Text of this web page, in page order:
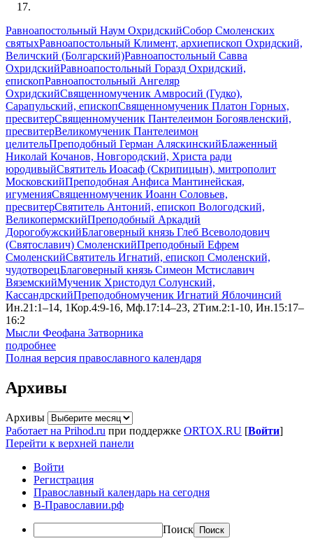
Равноапостольный Наум ОхридскийСобор Смоленских
святыхРавноапостольный Климент, архиепископ Охридский,
Величский (Болгарский)Равноапостольный Савва
ОхридскийРавноапостольный Горазд Охридский,
епископРавноапостольный Ангеляр
ОхридскийСвященномученик Амвросий (Гудко),
Сарапульский, епископСвященномученик Платон Горных,
пресвитерСвященномученик Пантелеимон Богоявленский,
пресвитерВеликомученик Пантелеимон
целительПреподобный Герман АляскинскийБлаженный
Николай Кочанов, Новгородский, Христа ради
юродивыйСвятитель Иоасаф (Скрипицын), митрополит
МосковскийПреподобная Анфиса Мантинейская,
игуменияСвященномученик Иоанн Соловьев,
пресвитерСвятитель Антоний, епископ Вологодский,
ВеликопермскийПреподобный Аркадий
ДорогобужскийБлаговерный князь Глеб Всеволодович
(Святославич) СмоленскийПреподобный Ефрем
СмоленскийСвятитель Игнатий, епископ Смоленский,
чудотворецБлаговерный князь Симеон Мстиславич
ВяземскийМученик Христодул Солунский,
КассандрскийПреподобномученик Игнатий Яблочинсий
Ин.21:1–14, 1Кор.4:9-16, Мф.17:14–23, 2Тим.2:1-10, Ин.15:17–
16:2
Мысли Феофана Затворника
подробнее
Полная версия православного календаря
Архивы
Архивы
Работает на Prihod.ru при поддержке ORTOX.RU [Войти]
Перейти к верхней панели
Войти
Регистрация
Православный календарь на сегодня
В-Православии.рф
Поиск